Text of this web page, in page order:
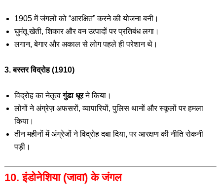
1905 में जंगलों को “आरक्षित” करने की योजना बनी।
घुमंतू खेती, शिकार और वन उत्पादों पर प्रतिबंध लगा।
लगान, बेगार और अकाल से लोग पहले ही परेशान थे।
3. बस्तर विद्रोह (1910)
विद्रोह का नेतृत्वगुंडा धूरने किया।
लोगों ने अंग्रेज़ अफसरों, व्यापारियों, पुलिस थानों और स्कूलों पर हमला
किया।
तीन महीनों में अंग्रेजों ने विद्रोह दबा दिया, पर आरक्षण की नीति रोकनी
पड़ी।
10. इंडोनेशिया (जावा) के जंगल